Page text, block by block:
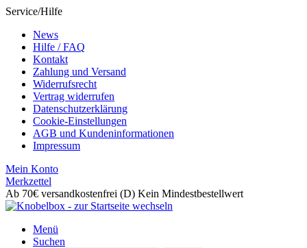
Service/Hilfe
News
Hilfe / FAQ
Kontakt
Zahlung und Versand
Widerrufsrecht
Vertrag widerrufen
Datenschutzerklärung
Cookie-Einstellungen
AGB und Kundeninformationen
Impressum
Mein Konto
Merkzettel
Ab 70€ versandkostenfrei (D) Kein Mindestbestellwert
Menü
Suchen